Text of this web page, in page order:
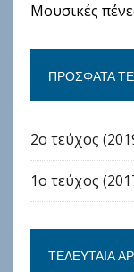
Μουσικές
ΠΡΌΣΦΑΤΑ
2ο τεύχος
1ο τεύχος
ΤΕΛΕΥΤΑΊΑ